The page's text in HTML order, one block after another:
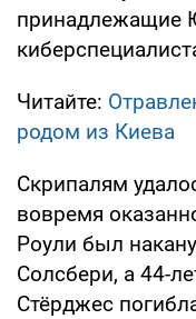
принадлежащие
Читайте:
родом из Киева
Скрипалям
вовремя
Роули был
Солсбери, а 44-
Стёрджес